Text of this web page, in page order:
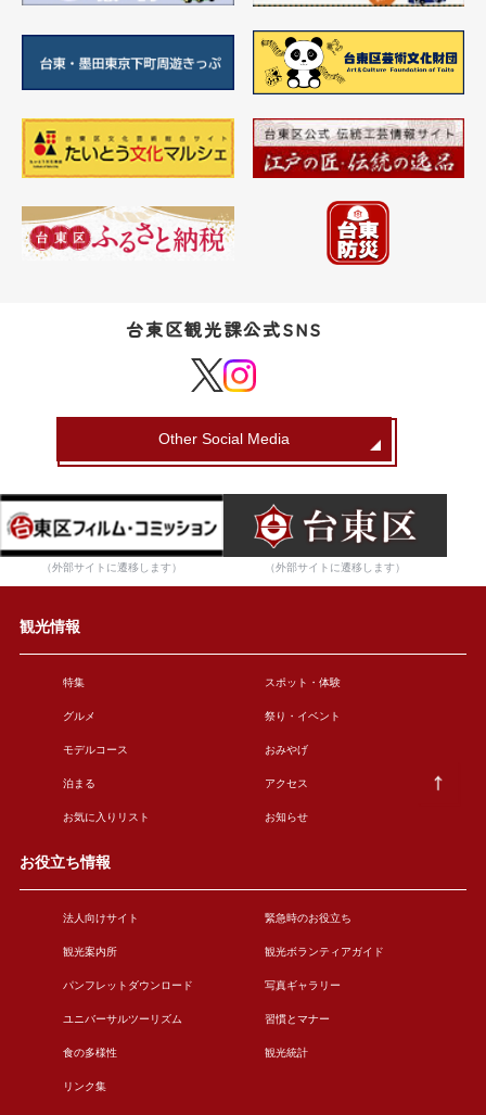
台東区観光課公式SNS
Other Social Media
（外部サイトに遷移します） （外部サイトに遷移します）
観光情報
特集 スポット・体験
グルメ 祭り・イベント
モデルコース おみやげ
泊まる アクセス
お気に入りリスト お知らせ
お役立ち情報
法人向けサイト 緊急時のお役立ち
観光案内所 観光ボランティアガイド
パンフレットダウンロード 写真ギャラリー
ユニバーサルツーリズム 習慣とマナー
食の多様性 観光統計
リンク集